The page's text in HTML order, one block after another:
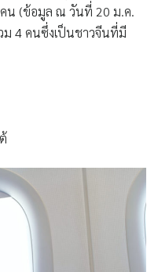
คน (ข้อมูล ณ วันที่ 20 ม.ค.
4 คนซึ่งเป็นชาวจีนที่มี